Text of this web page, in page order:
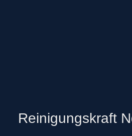
Reinigungskraft